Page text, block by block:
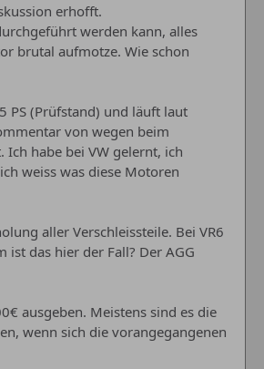
erhofft.
werden kann, alles
brutal aufmotze. Wie schon
PS (Prüfstand) und läuft laut
von wegen beim
habe bei VW gelernt, ich
weiss was diese Motoren
aller Verschleissteile. Bei VR6
das hier der Fall? Der AGG
ausgeben. Meistens sind es die
wenn sich die vorangegangenen